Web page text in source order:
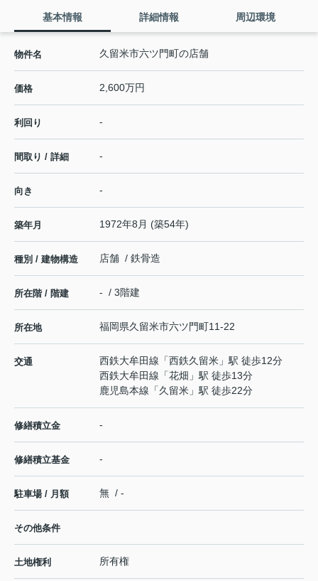
基本情報 詳細情報 周辺環境
物件名 久留米市六ツ門町の店舗
価格 2,600万円
利回り -
間取り / 詳細 -
向き -
築年月 1972年8月 (築54年)
種別 / 建物構造 店舗 / 鉄骨造
所在階 / 階建 - / 3階建
所在地 福岡県久留米市六ツ門町11-22
交通 西鉄大牟田線 「西鉄久留米 」駅 徒歩12分
西鉄大牟田線 「花畑 」駅 徒歩13分
鹿児島本線 「久留米 」駅 徒歩22分
修繕積立金 -
修繕積立基金 -
駐車場 / 月額 無 / -
その他条件
土地権利 所有権